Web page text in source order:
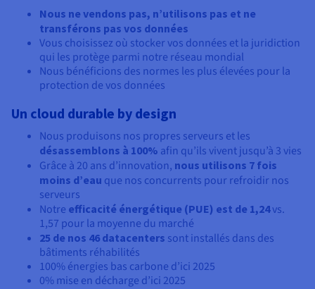
Nous ne vendons pas, n’utilisons pas et ne
transférons pas vos données
Vous choisissez où stocker vos données et la juridiction
qui les protège parmi notre réseau mondial
Nous bénéficions des normes les plus élevées pour la
protection de vos données
Un cloud durable by design
Nous produisons nos propres serveurs et les
désassemblons à 100% afin qu’ils vivent jusqu’à 3 vies
Grâce à 20 ans d’innovation, nous utilisons 7 fois
moins d’eau que nos concurrents pour refroidir nos
serveurs
Notre efficacité énergétique (PUE) est de 1,24vs.
1,57 pour la moyenne du marché
25 de nos 46 datacenters sont installés dans des
bâtiments réhabilités
100% énergies bas carbone d’ici 2025
0% mise en décharge d’ici 2025